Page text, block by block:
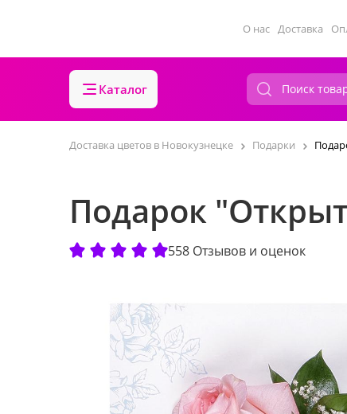
О нас Доставка
Каталог
Доставка цветов в Новокузнецке Подарки
Подарок
558 Отзывов и оценок